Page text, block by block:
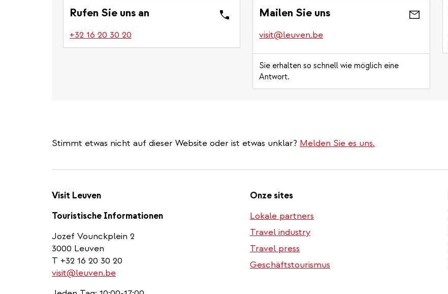
Rufen Sie uns an
+32 16 20 30 20
is
Mailen Sie uns
visit@leuven.be
Sie erhalten so schnell wie möglich eine
Antwort.
Stimmt etwas nicht auf dieser Website oder ist etwas unklar? Melden Sie es uns.
Visit Leuven
Touristische Informationen
Jozef Vounckplein 2
3000 Leuven
T +32 16 20 30 20
visit@leuven.be
Onze sites
Lokale partners
Travel industry
Travel press
Geschäftstourismus